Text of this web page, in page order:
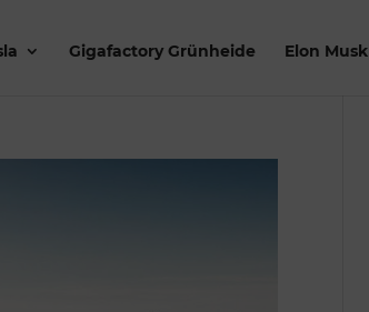
Gigafactory Grünheide Elon Musk